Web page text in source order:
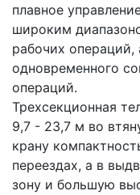
плавное
широким
рабочих
одновременного
операций.
Трехсекционная
9,7 - 23,7 м во
крану
переездах, а в
зону и большую